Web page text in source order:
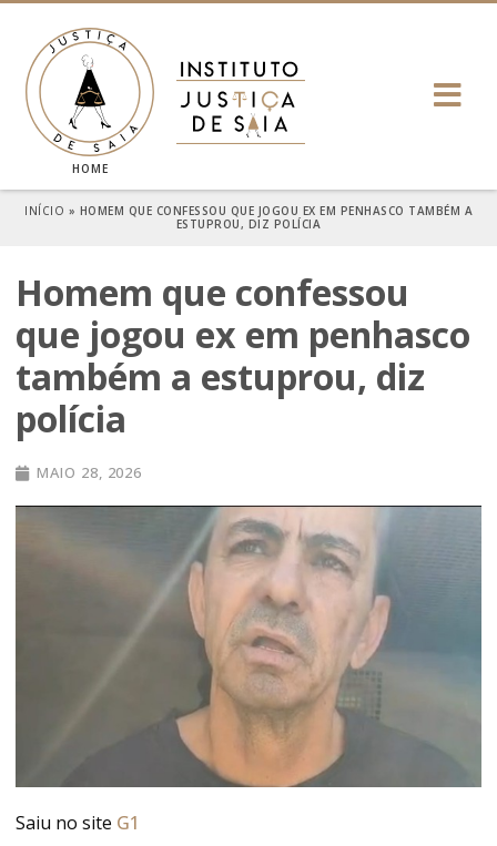
HOME
INÍCIO » HOMEM QUE CONFESSOU QUE JOGOU EX EM PENHASCO TAMBÉM A
ESTUPROU, DIZ POLÍCIA
Homem que confessou
que jogou ex em penhasco
também a estuprou, diz
polícia
MAIO 28, 2026
Saiu no site G1